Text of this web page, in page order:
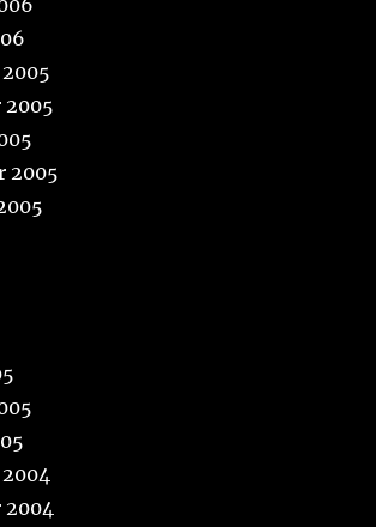
2005
2005
2004